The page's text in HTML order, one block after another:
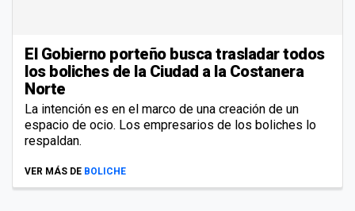
El Gobierno porteño busca trasladar todos
los boliches de la Ciudad a la Costanera
Norte
La intención es en el marco de una creación de un
espacio de ocio. Los empresarios de los boliches lo
respaldan.
VER MÁS DE BOLICHE